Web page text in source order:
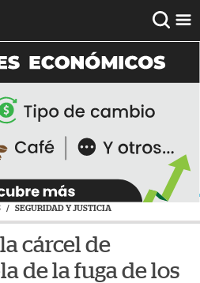
/ SEGURIDAD Y JUSTICIA
cárcel de
de la fuga de los